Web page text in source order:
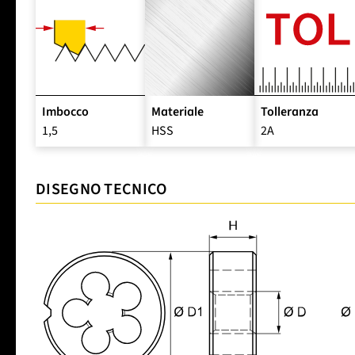
Imbocco
1,5
Materiale
HSS
Tolleranza
2A
DISEGNO TECNICO